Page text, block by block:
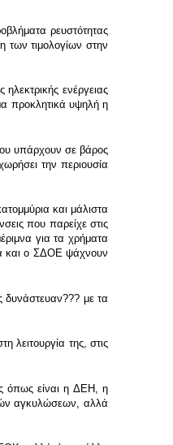
ρευστότητας
των τιμολογίων στην
ενέργειας
προκλητικά υψηλή η
υπάρχουν σε βάρος
την περιουσία
και μάλιστα
που παρείχε στις
για τα χρήματα
και ο ΣΔΟΕ ψάχνουν
δυνάστευαν??? με τα
λειτουργία της, στις
όπως είναι η ΔΕΗ, η
αγκυλώσεων, αλλά